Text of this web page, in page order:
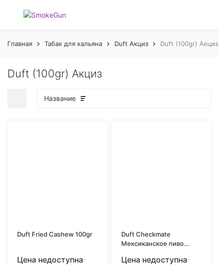
Главная Табак для кальяна Duft Акциз Duft (100gr) Акциз
Duft (100gr) Акциз
Название
Duft Fried Cashew 100gr
Цена недоступна
Duft Checkmate
Мексиканское пиво
Цена недоступна